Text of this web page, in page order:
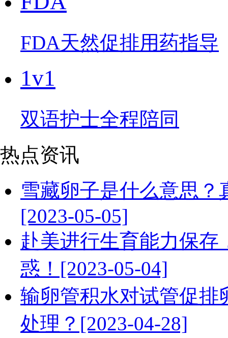
FDA天然促排用药指导
1v1
双语护士全程陪同
热点资讯
雪藏卵子是什么意思
[2023-05-05]
赴美进行生育能力保
惑！[2023-05-04]
输卵管积水对试管促排
处理？[2023-04-28]